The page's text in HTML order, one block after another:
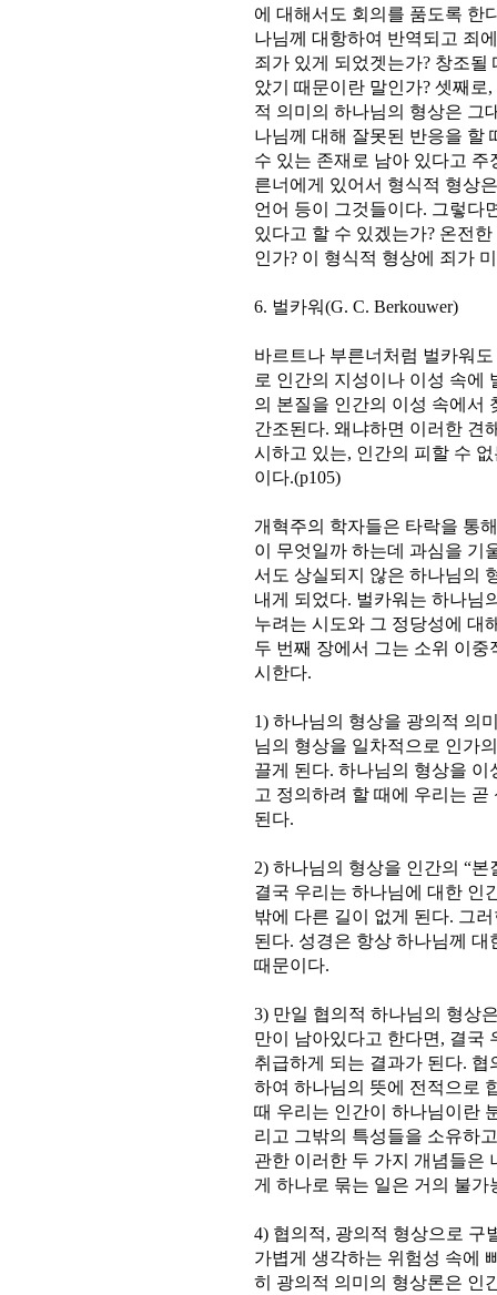
에 대해서도 회의를 품도록 한
나님께 대항하여 반역되고 죄
죄가 있게 되었겟는가? 창조
았기 때문이란 말인가? 셋째
적 의미의 하나님의 형상은 그
나님께 대해 잘못된 반응을 할
수 있는 존재로 남아 있다고
른너에게 있어서 형식적 형상
언어 등이 그것들이다. 그렇다
있다고 할 수 있겠는가? 온전
인가? 이 형식적 형상에 죄가
6. 벌카워(G. C. Berkouwer)
바르트나 부른너처럼 벌카워
로 인간의 지성이나 이성 속에
의 본질을 인간의 이성 속에서
간조된다. 왜냐하면 이러한 견
시하고 있는, 인간의 피할 수
이다.(p105)
개혁주의 학자들은 타락을 통
이 무엇일까 하는데 과심을 기
서도 상실되지 않은 하나님의
내게 되었다. 벌카워는 하나님
누려는 시도와 그 정당성에 대
두 번째 장에서 그는 소위 이
시한다.
1) 하나님의 형상을 광의적 의
님의 형상을 일차적으로 인가
끌게 된다. 하나님의 형상을
고 정의하려 할 때에 우리는
된다.
2) 하나님의 형상을 인간의 “
결국 우리는 하나님에 대한 인
밖에 다른 길이 없게 된다. 그
된다. 성경은 항상 하나님께
때문이다.
3) 만일 협의적 하나님의 형상
만이 남아있다고 한다면, 결국
취급하게 되는 결과가 된다.
하여 하나님의 뜻에 전적으로
때 우리는 인간이 하나님이란
리고 그밖의 특성들을 소유하
관한 이러한 두 가지 개념들은
게 하나로 묶는 일은 거의 불가
4) 협의적, 광의적 형상으로 구
가볍게 생각하는 위험성 속에
히 광의적 의미의 형상론은 인